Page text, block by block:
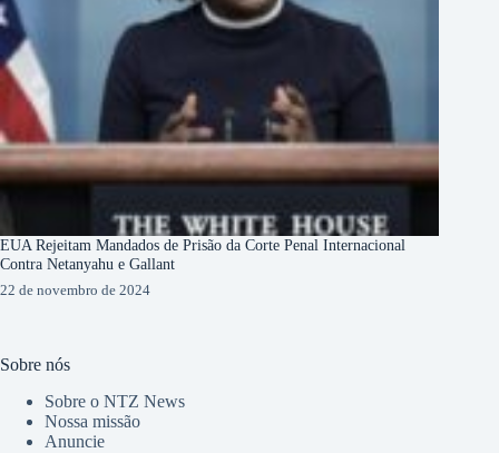
EUA Rejeitam Mandados de Prisão da Corte Penal Internacional
Contra Netanyahu e Gallant
22 de novembro de 2024
Sobre nós
Sobre o NTZ News
Nossa missão
Anuncie